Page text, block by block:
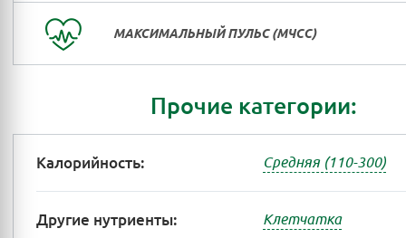
МАКСИМАЛЬНЫЙ ПУЛЬС (МЧСС)
Прочие категории:
Калорийность: Средняя (110-300)
Другие нутриенты: Клетчатка